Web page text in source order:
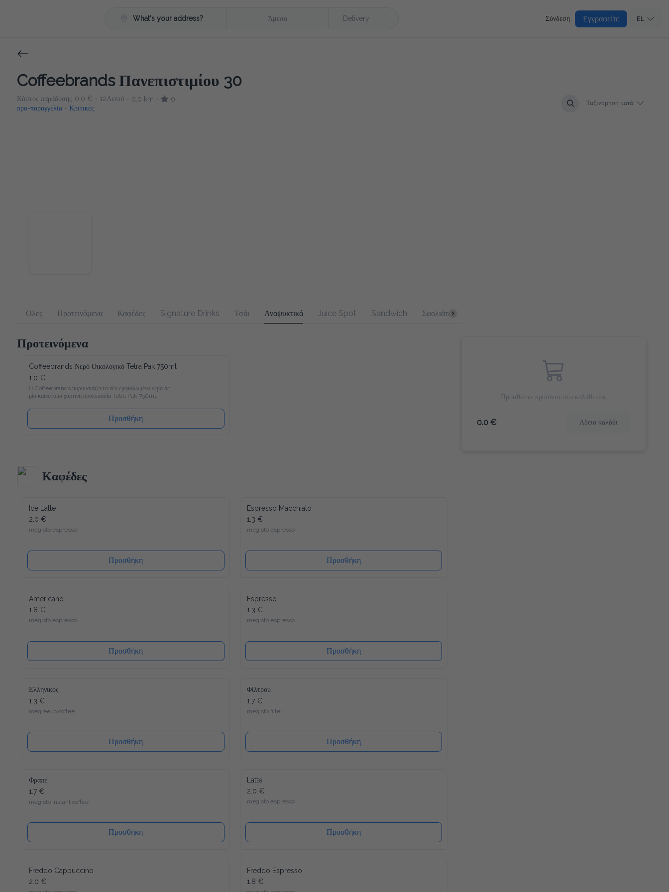
What's your address? Άμεσα Delivery Σύνδεση Εγγραφείτε EL
Coffeebrands Πανεπιστιμίου 30
Κόστος παράδοσης 0.0 € • 12Λεπτό • 0.0 km •
0
προ-παραγγελία • Κριτικές
Ταξινόμηση κατά
Όλες Προτεινόμενα Καφέδες Signature Drinks Τσάι Αναψυκτικά Juice Spot Sandwich Σφολιάτες
Προτεινόμενα
Coffeebrands Νερό Οικολογικό Tetra Pak 750ml
1.0 €
Η Coffeebrands παρουσιάζει το νέο εμφιαλωμένο νερό σε
μία καινοτόμα χάρτινη συσκευασία Tetra Pak 750ml.
ιδανικές αναλογίες μετάλλων και σε χάρτινη συσκευασία Tetra
Pak που θα επιτρέπει στους καταναλωτές μας να
απολαμβάνουν το εμφιαλωμένο νερό με νέο και φιλικό προς
λιγότερο δυνατό αντίκτυπο στο περιβάλλον. Ενώ ένα άλλο
πλεονέκτημα είναι ότι το καπάκι κλείνει ξανά, μετά από κάθε
χρήση, έτσι ώστε το νερό να διατηρείται πάντα φρέσκο ​​και
Προσθήκη
Καφέδες
Ice Latte
2.0 €
megisto espresso
Προσθήκη
Espresso Macchiato
1.3 €
megisto espresso
Προσθήκη
Americano
1.8 €
megisto espresso
Προσθήκη
Espresso
1.3 €
megisto espresso
Προσθήκη
Ελληνικός
1.3 €
megreeko coffee
Προσθήκη
Φίλτρου
1.7 €
megisto filter
Προσθήκη
Φραπέ
1.7 €
megisto instant coffee
Προσθήκη
Latte
2.0 €
megisto espresso
Προσθήκη
Freddo Cappuccino
2.0 €
Freddo Espresso
1.8 €
Προσθέστε προϊόντα στο καλάθι σας
0.0 € Αδειο καλάθι